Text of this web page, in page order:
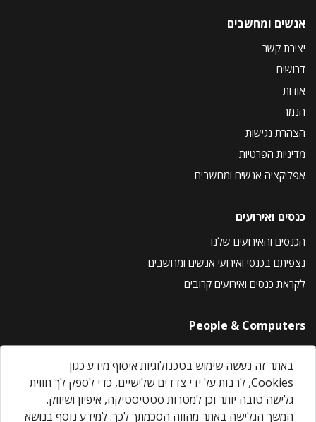
אנשים ומחשבים
יצירת קשר
דרושים
אודות
הנמר
הצהרת נגישות
מדיניות הפרטיות
אפליקציה אנשים ומחשבים
כנסים ואירועים
הכנסים והאירועים שלנו
נצפיתם בכנסי ואירועי אנשים ומחשבים
לקראת כנסים ואירועים קרובים
People & Computers
About Us
Privacy Policy
Contact Us
Our Events
באתר זה נעשה שימוש בטכנולוגיות איסוף מידע כגון
Cookies, לרבות על ידי צדדים שלישיים, כדי לספק לך חווית
גלישה טובה יותר וכן למטרות סטטיסטיקה, איפיון ושיווק.
המשך הגלישה באתר מהווה הסכמתך לכך. למידע נוסף בנושא